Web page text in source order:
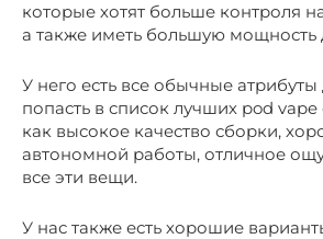
которые хотят больше контроля
а также иметь большую мощность
У него есть все обычные атрибуты
попасть в список лучших pod vape
как высокое качество сборки,
автономной работы, отличное
все эти вещи.
У нас также есть хорошие